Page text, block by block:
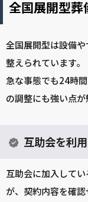
全国展開型葬
全国展開型は設備
整えられています。
急な事態でも24時
の調整にも強い点が
互助会を利
互助会に加入して
が、契約内容を確